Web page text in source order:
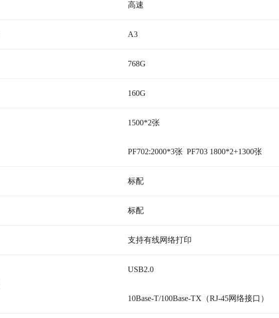
高速
A3
768G
160G
1500*2张
PF702:2000*3张 PF703 1800*2+1300张
标配
标配
支持有线网络打印
USB2.0
10Base-T/100Base-TX（RJ-45网络接口）